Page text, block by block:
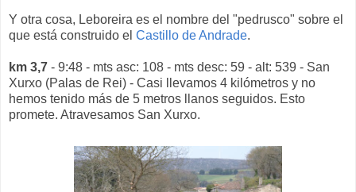
Y otra cosa, Leboreira es el nombre del "pedrusco" sobre el
que está construido el Castillo de Andrade.
km 3,7 - 9:48 - mts asc: 108 - mts desc: 59 - alt: 539 - San
Xurxo (Palas de Rei) - Casi llevamos 4 kilómetros y no
hemos tenido más de 5 metros llanos seguidos. Esto
promete. Atravesamos San Xurxo.